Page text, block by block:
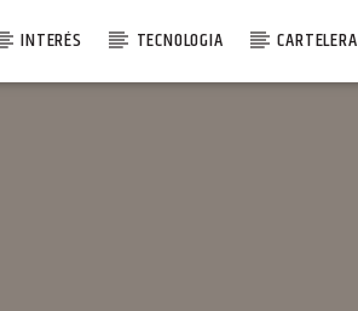
INTERÉS TECNOLOGIA CARTELERA